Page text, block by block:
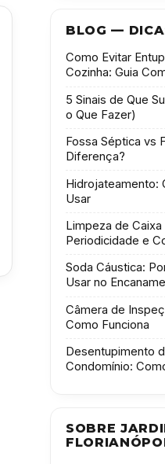
BLOG —
Como Evitar
Cozinha: Guia
5 Sinais de Que
o Que Fazer)
Fossa Séptica vs
Diferença?
Hidrojateamento:
Usar
Limpeza de Caixa
Periodicidade e
Soda Cáustica:
Usar no
Câmera de
Como Funciona
Desentupimento
Condomínio:
SOBRE